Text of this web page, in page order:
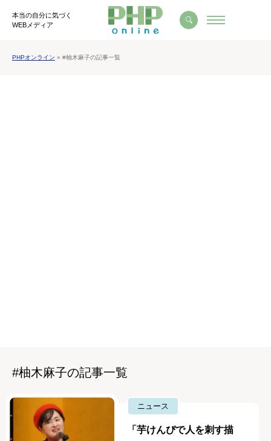
本当の自分に気づく
WEBメディア
PHPオンライン » #柚木麻子の記事一覧
#柚木麻子の記事一覧
ニュース
「芋けんぴで人を刺す描